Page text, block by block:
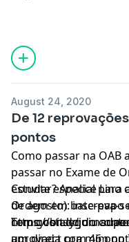
August 24, 2020
De 12
pontos
Como passar na OAB
passar no Exame de
estudar? Analice Lino
Ordem em bate-papo
como conseguiu
aprovada com 46
Convite especial para
de agosto): inscreva-
https://bit.ly/
Tem gostado do
um direct pra mim no